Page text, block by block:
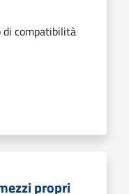
di compatibilità
propri